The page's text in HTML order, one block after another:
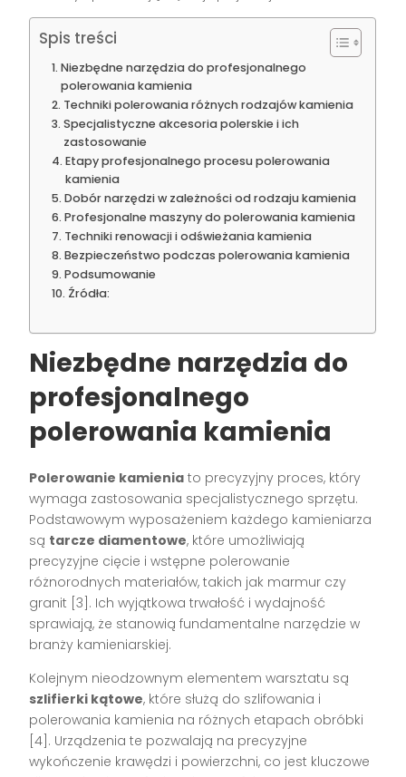
Spis treści
Niezbędne narzędzia do profesjonalnego
polerowania kamienia
Techniki polerowania różnych rodzajów kamienia
Specjalistyczne akcesoria polerskie i ich
zastosowanie
Etapy profesjonalnego procesu polerowania
kamienia
Dobór narzędzi w zależności od rodzaju kamienia
Profesjonalne maszyny do polerowania kamienia
Techniki renowacji i odświeżania kamienia
Bezpieczeństwo podczas polerowania kamienia
Podsumowanie
Źródła:
Niezbędne narzędzia do
profesjonalnego
polerowania kamienia
Polerowanie kamienia to precyzyjny proces, który
wymaga zastosowania specjalistycznego sprzętu.
Podstawowym wyposażeniem każdego kamieniarza
są tarcze diamentowe, które umożliwiają
precyzyjne cięcie i wstępne polerowanie
różnorodnych materiałów, takich jak marmur czy
granit [3]. Ich wyjątkowa trwałość i wydajność
sprawiają, że stanowią fundamentalne narzędzie w
branży kamieniarskiej.
Kolejnym nieodzownym elementem warsztatu są
szlifierki kątowe, które służą do szlifowania i
polerowania kamienia na różnych etapach obróbki
[4]. Urządzenia te pozwalają na precyzyjne
wykończenie krawędzi i powierzchni, co jest kluczowe